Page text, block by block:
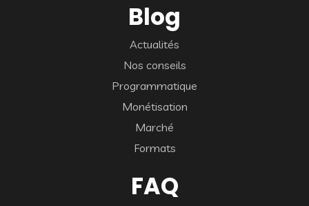
Blog
Actualités
Nos conseils
Programmatique
Monétisation
Marché
Formats
FAQ